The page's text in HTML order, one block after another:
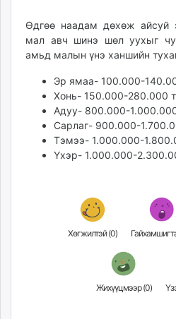
Өдгөө наадам дөхөж айсуй
мал авч шинэ шөл уухыг
амьд малын үнэ ханшийн
Эр ямаа- 100.000-
Хонь- 150.000-280.000
Адуу- 800.000-
Сарлаг- 900.000-
Тэмээ- 1.000.000-
Үхэр- 1.000.000-
Хөгжилтэй (0)
Жихүүцмээр (0)